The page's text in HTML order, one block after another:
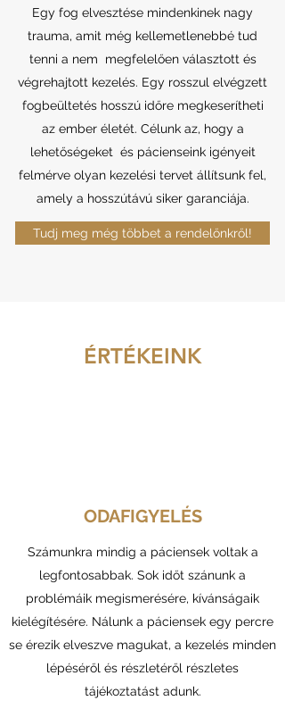
Egy fog elvesztése mindenkinek nagy
trauma, amit még kellemetlenebbé tud
tenni a nem megfelelően választott és
végrehajtott kezelés. Egy rosszul elvégzett
fogbeültetés hosszú időre megkeserítheti
az ember életét. Célunk az, hogy a
lehetőségeket és pácienseink igényeit
felmérve olyan kezelési tervet állítsunk fel,
amely a hosszútávú siker garanciája.
Tudj meg még többet a rendelőnkről!
ÉRTÉKEINK
ODAFIGYELÉS
Számunkra mindig a páciensek voltak a
legfontosabbak. Sok időt szánunk a
problémáik megismerésére, kívánságaik
kielégítésére. Nálunk a páciensek egy percre
se érezik elveszve magukat, a kezelés minden
lépéséről és részletéről részletes
tájékoztatást adunk.